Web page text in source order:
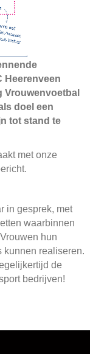
Heerenveen
doel een
tot stand te
met onze
in gesprek, met
waarbinnen
hun
kunnen realiseren.
de
bedrijven!